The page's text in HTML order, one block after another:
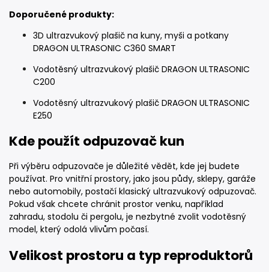
Doporučené produkty:
3D ultrazvukový plašič na kuny, myši a potkany
DRAGON ULTRASONIC C360 SMART
Vodotěsný ultrazvukový plašič DRAGON ULTRASONIC
C200
Vodotěsný ultrazvukový plašič DRAGON ULTRASONIC
E250
Kde použít odpuzovač kun
Při výběru odpuzovače je důležité vědět, kde jej budete
používat. Pro vnitřní prostory, jako jsou půdy, sklepy, garáže
nebo automobily, postačí klasický ultrazvukový odpuzovač.
Pokud však chcete chránit prostor venku, například
zahradu, stodolu či pergolu, je nezbytné zvolit vodotěsný
model, který odolá vlivům počasí.
Velikost prostoru a typ reproduktorů